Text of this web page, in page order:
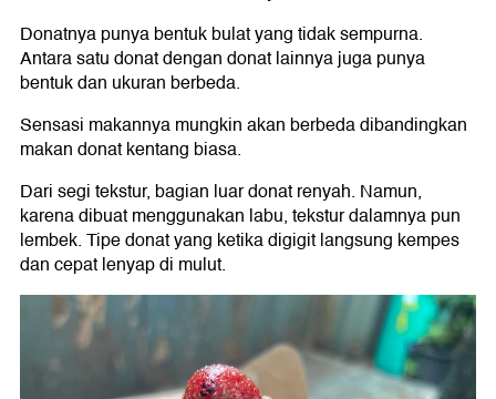
Donatnya punya bentuk bulat yang tidak sempurna.
Antara satu donat dengan donat lainnya juga punya
bentuk dan ukuran berbeda.
Sensasi makannya mungkin akan berbeda dibandingkan
makan donat kentang biasa.
Dari segi tekstur, bagian luar donat renyah. Namun,
karena dibuat menggunakan labu, tekstur dalamnya pun
lembek. Tipe donat yang ketika digigit langsung kempes
dan cepat lenyap di mulut.